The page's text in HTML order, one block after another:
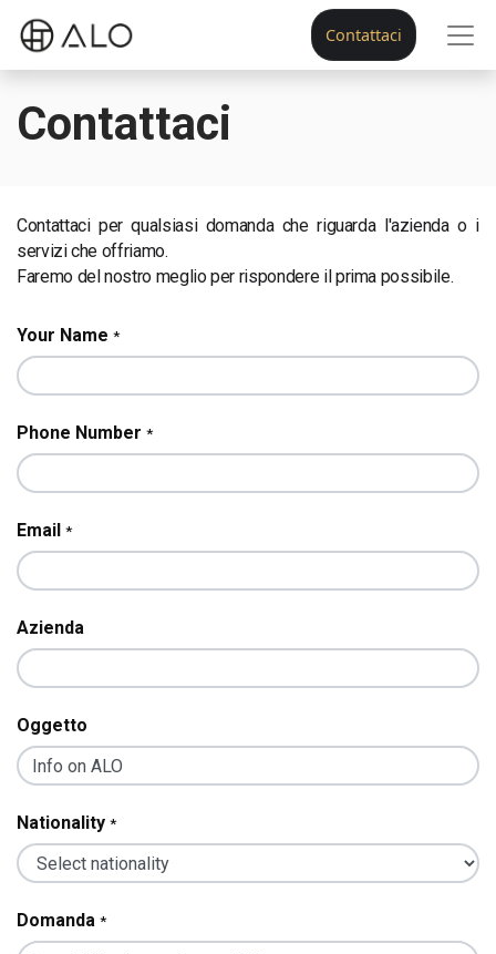
Contattaci
Contattaci
Contattaci per qualsiasi domanda che riguarda l'azienda o i
servizi che offriamo.
Faremo del nostro meglio per rispondere il prima possibile.
Your Name *
Phone Number *
Email *
Azienda
Oggetto
Nationality *
Domanda *